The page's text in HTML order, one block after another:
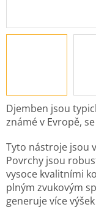
Djemben jsou
známé v Evropě,
Tyto nástroje jsou
Povrchy jsou
vysoce kvalitními
plným zvukovým
generuje více